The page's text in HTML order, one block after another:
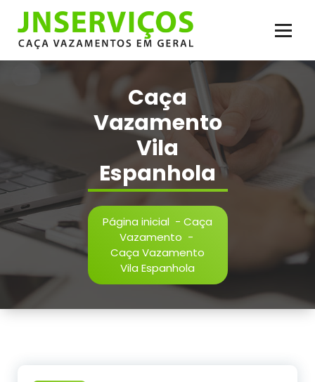
conteúdo
Reparos em Geral. Serviço de Caça Vazamento com Qualidade
Caça
Vazamento
Vila
Espanhola
Página inicial - Caça
Vazamento -
Caça Vazamento
Vila Espanhola